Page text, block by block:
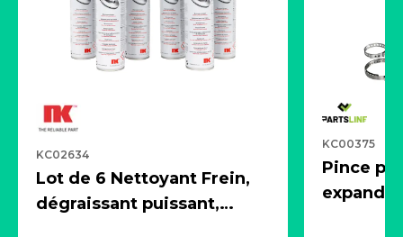
KC02634
Lot de 6 Nettoyant Frein,
dégraissant puissant,
KC00375
Pince